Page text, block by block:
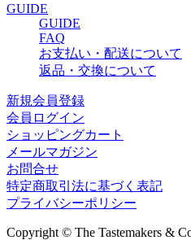
GUIDE
GUIDE
FAQ
お支払い・配送について
返品・交換について
新規会員登録
会員ログイン
ショッピングカート
メールマガジン
お問合せ
特定商取引法に基づく表記
プライバシーポリシー
Copyright © The Tastemakers &